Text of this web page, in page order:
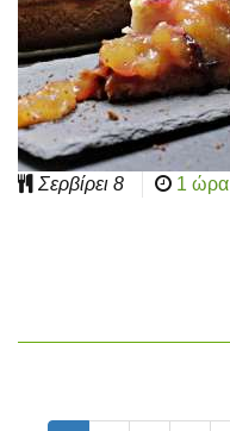
Σερβίρει 8 1 ώρα